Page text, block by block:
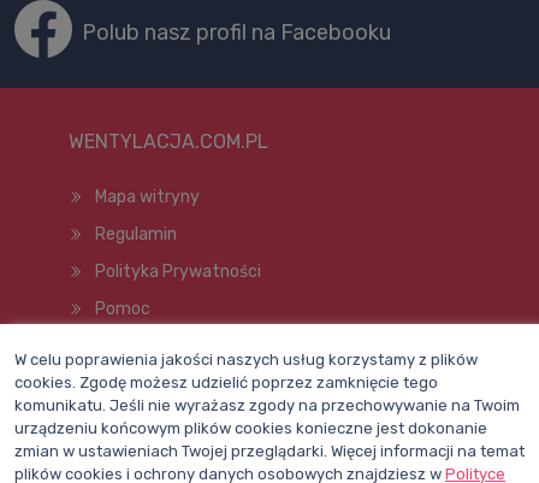
Polub nasz profil na Facebooku
WENTYLACJA.COM.PL
Mapa witryny
Regulamin
Polityka Prywatności
Pomoc
Wszelkie prawa zastrzeżone © 1998–2026
W celu poprawienia jakości naszych usług korzystamy z plików
cookies. Zgodę możesz udzielić poprzez zamknięcie tego
komunikatu. Jeśli nie wyrażasz zgody na przechowywanie na Twoim
urządzeniu końcowym plików cookies konieczne jest dokonanie
zmian w ustawieniach Twojej przeglądarki. Więcej informacji na temat
plików cookies i ochrony danych osobowych znajdziesz w Polityce